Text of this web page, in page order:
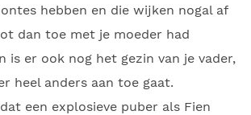
hebben en die wijken nogal af
dan toe met je moeder had
is er ook nog het gezin van je vader,
heel anders aan toe gaat.
een explosieve puber als Fien